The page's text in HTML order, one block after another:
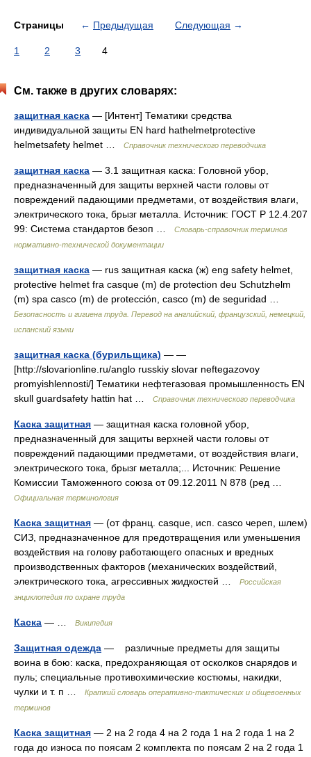
Страницы ← Предыдущая Следующая →
1 2 3 4
См. также в других словарях:
защитная каска — [Интент] Тематики средства
индивидуальной защиты EN hard hathelmetprotective
helmetsafety helmet …
Справочник технического переводчика
защитная каска — 3.1 защитная каска: Головной убор,
предназначенный для защиты верхней части головы от
повреждений падающими предметами, от воздействия влаги,
электрического тока, брызг металла. Источник: ГОСТ Р 12.4.207
99: Система стандартов безоп …
Словарь-справочник терминов
нормативно-технической документации
защитная каска — rus защитная каска (ж) eng safety helmet,
protective helmet fra casque (m) de protection deu Schutzhelm
(m) spa casco (m) de protección, casco (m) de seguridad …
Безопасность и гигиена труда. Перевод на английский, французский, немецкий,
испанский языки
защитная каска (бурильщика) — —
[http://slovarionline.ru/anglo russkiy slovar neftegazovoy
promyishlennosti/] Тематики нефтегазовая промышленность EN
skull guardsafety hattin hat …
Справочник технического переводчика
Каска защитная — защитная каска головной убор,
предназначенный для защиты верхней части головы от
повреждений падающими предметами, от воздействия влаги,
электрического тока, брызг металла;... Источник: Решение
Комиссии Таможенного союза от 09.12.2011 N 878 (ред …
Официальная терминология
Каска защитная — (от франц. casque, исп. casco череп, шлем)
СИЗ, предназначенное для предотвращения или уменьшения
воздействия на голову работающего опасных и вредных
производственных факторов (механических воздействий,
электрического тока, агрессивных жидкостей …
Российская
энциклопедия по охране труда
Каска — … Википедия
Защитная одежда — различные предметы для защиты
воина в бою: каска, предохраняющая от осколков снарядов и
пуль; специальные противохимические костюмы, накидки,
чулки и т. п …
Краткий словарь оперативно-тактических и общевоенных
терминов
Каска защитная — 2 на 2 года 4 на 2 года 1 на 2 года 1 на 2
года до износа по поясам 2 комплекта по поясам 2 на 2 года 1